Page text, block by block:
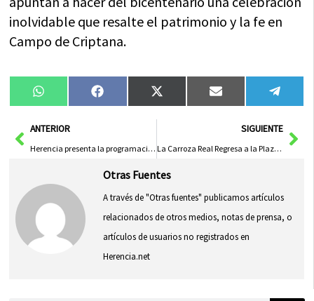
inolvidable que resalte el patrimonio y la fe en
Campo de Criptana.
Compartir
en
WhatsAppCompartir
en
FacebookCompartir
en
X
(Twitter)
Compartir
en
Email
en
AntANTERIOR
Herencia presenta la programación cultural del Auditorio Municipal para otoño e invierno 2025
SIGUIENTE
La Carroza Real Regresa a la Plaza Mayor con un Recital Lírico de Mozart, Verdi y Puccini
Otras Fuentes
A través de "Otras fuentes" publicamos artículos
relacionados de otros medios, notas de prensa, o
artículos de usuarios no registrados en
Herencia.net